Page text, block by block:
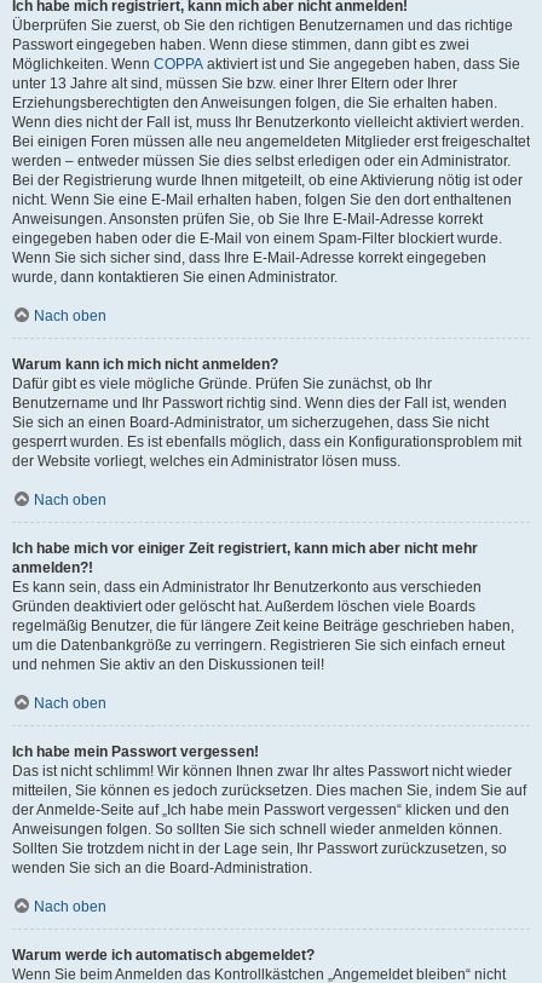
Ich habe mich registriert, kann mich aber nicht anmelden!
Überprüfen Sie zuerst, ob Sie den richtigen Benutzernamen und das richtige
Passwort eingegeben haben. Wenn diese stimmen, dann gibt es zwei
Möglichkeiten. Wenn COPPA aktiviert ist und Sie angegeben haben, dass Sie
unter 13 Jahre alt sind, müssen Sie bzw. einer Ihrer Eltern oder Ihrer
Erziehungsberechtigten den Anweisungen folgen, die Sie erhalten haben.
Wenn dies nicht der Fall ist, muss Ihr Benutzerkonto vielleicht aktiviert werden.
Bei einigen Foren müssen alle neu angemeldeten Mitglieder erst freigeschaltet
werden – entweder müssen Sie dies selbst erledigen oder ein Administrator.
Bei der Registrierung wurde Ihnen mitgeteilt, ob eine Aktivierung nötig ist oder
nicht. Wenn Sie eine E-Mail erhalten haben, folgen Sie den dort enthaltenen
Anweisungen. Ansonsten prüfen Sie, ob Sie Ihre E-Mail-Adresse korrekt
eingegeben haben oder die E-Mail von einem Spam-Filter blockiert wurde.
Wenn Sie sich sicher sind, dass Ihre E-Mail-Adresse korrekt eingegeben
wurde, dann kontaktieren Sie einen Administrator.
Nach oben
Warum kann ich mich nicht anmelden?
Dafür gibt es viele mögliche Gründe. Prüfen Sie zunächst, ob Ihr
Benutzername und Ihr Passwort richtig sind. Wenn dies der Fall ist, wenden
Sie sich an einen Board-Administrator, um sicherzugehen, dass Sie nicht
gesperrt wurden. Es ist ebenfalls möglich, dass ein Konfigurationsproblem mit
der Website vorliegt, welches ein Administrator lösen muss.
Nach oben
Ich habe mich vor einiger Zeit registriert, kann mich aber nicht mehr
anmelden?!
Es kann sein, dass ein Administrator Ihr Benutzerkonto aus verschieden
Gründen deaktiviert oder gelöscht hat. Außerdem löschen viele Boards
regelmäßig Benutzer, die für längere Zeit keine Beiträge geschrieben haben,
um die Datenbankgröße zu verringern. Registrieren Sie sich einfach erneut
und nehmen Sie aktiv an den Diskussionen teil!
Nach oben
Ich habe mein Passwort vergessen!
Das ist nicht schlimm! Wir können Ihnen zwar Ihr altes Passwort nicht wieder
mitteilen, Sie können es jedoch zurücksetzen. Dies machen Sie, indem Sie auf
der Anmelde-Seite auf „Ich habe mein Passwort vergessen“ klicken und den
Anweisungen folgen. So sollten Sie sich schnell wieder anmelden können.
Sollten Sie trotzdem nicht in der Lage sein, Ihr Passwort zurückzusetzen, so
wenden Sie sich an die Board-Administration.
Nach oben
Warum werde ich automatisch abgemeldet?
Wenn Sie beim Anmelden das Kontrollkästchen „Angemeldet bleiben“ nicht